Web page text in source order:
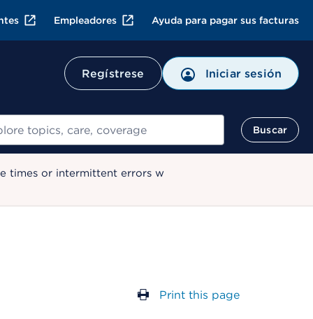
Empleadores Ayuda para pagar sus facturas
Regístrese Iniciar sesión
Buscar
times or intermittent errors w
Print this page